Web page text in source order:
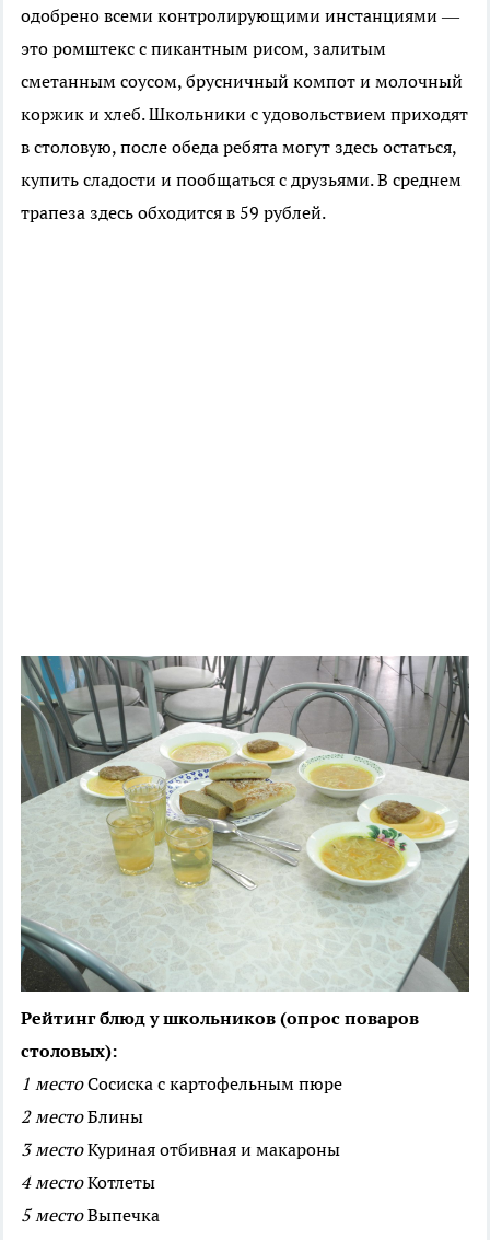
одобрено всеми контролирующими инстанциями —
это ромштекс с пикантным рисом, залитым
сметанным соусом, брусничный компот и молочный
коржик и хлеб. Школьники с удовольствием приходят
в столовую, после обеда ребята могут здесь остаться,
купить сладости и пообщаться с друзьями. В среднем
трапеза здесь обходится в 59 рублей.
Рейтинг блюд у школьников (опрос поваров
столовых):
1 местоСосиска с картофельным пюре
2 местоБлины
3 местоКуриная отбивная и макароны
4 местоКотлеты
5 местоВыпечка